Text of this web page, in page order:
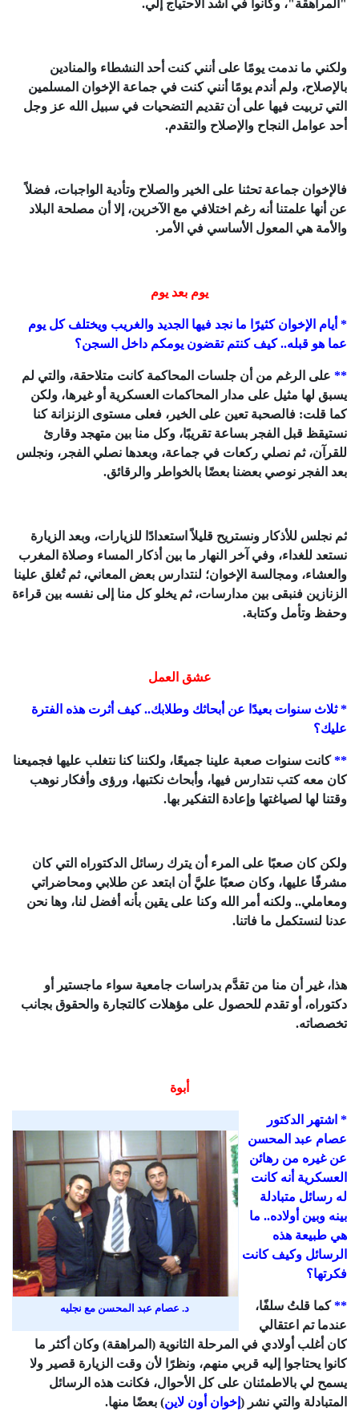
"المراهقة"، وكانوا في أشد الاحتياج إلي.
ولكني ما ندمت يومًا على أنني كنت أحد النشطاء والمنادين
بالإصلاح، ولم أندم يومًا أنني كنت في جماعة الإخوان المسلمين
التي تربيت فيها على أن تقديم التضحيات في سبيل الله عز وجل
أحد عوامل النجاح والإصلاح والتقدم.
فالإخوان جماعة تحثنا على الخير والصلاح وتأدية الواجبات، فضلاً
عن أنها علمتنا أنه رغم اختلافي مع الآخرين، إلا أن مصلحة البلاد
والأمة هي المعول الأساسي في الأمر.
يوم بعد يوم
* أيام الإخوان كثيرًا ما نجد فيها الجديد والغريب ويختلف كل يوم
عما هو قبله.. كيف كنتم تقضون يومكم داخل السجن؟
** على الرغم من أن جلسات المحاكمة كانت متلاحقة، والتي لم
يسبق لها مثيل على مدار المحاكمات العسكرية أو غيرها، ولكن
كما قلت: فالصحبة تعين على الخير، فعلى مستوى الزنزانة كنا
نستيقظ قبل الفجر بساعة تقريبًا، وكل منا بين متهجد وقارئ
للقرآن، ثم نصلي ركعات في جماعة، وبعدها نصلي الفجر، ونجلس
بعد الفجر نوصي بعضنا بعضًا بالخواطر والرقائق.
ثم نجلس للأذكار ونستريح قليلاً استعدادًا للزيارات، وبعد الزيارة
نستعد للغداء، وفي آخر النهار ما بين أذكار المساء وصلاة المغرب
والعشاء، ومجالسة الإخوان؛ لنتدارس بعض المعاني، ثم تُغلق علينا
الزنازين فنبقى بين مدارسات، ثم يخلو كل منا إلى نفسه بين قراءة
وحفظ وتأمل وكتابة.
عشق العمل
* ثلاث سنوات بعيدًا عن أبحاثك وطلابك.. كيف أثرت هذه الفترة
عليك؟
**كانت سنوات صعبة علينا جميعًا، ولكننا كنا نتغلب عليها فجميعنا
كان معه كتب نتدارس فيها، وأبحاث نكتبها، ورؤى وأفكار نوهب
وقتنا لها لصياغتها وإعادة التفكير بها.
ولكن كان صعبًا على المرء أن يترك رسائل الدكتوراه التي كان
مشرفًا عليها، وكان صعبًا عليَّ أن ابتعد عن طلابي ومحاضراتي
ومعاملي.. ولكنه أمر الله وكنا على يقين بأنه أفضل لنا، وها نحن
عدنا لنستكمل ما فاتنا.
هذا، غير أن منا من تقدَّم بدراسات جامعية سواء ماجستير أو
دكتوراه، أو تقدم للحصول على مؤهلات كالتجارة والحقوق بجانب
تخصصاته.
أبوة
د. عصام عبد المحسن مع نجليه
* اشتهر الدكتور
عصام عبد المحسن
عن غيره من رهائن
العسكرية أنه كانت
له رسائل متبادلة
بينه وبين أولاده.. ما
هي طبيعة هذه
الرسائل وكيف كانت
فكرتها؟
**كما قلتُ سلفًا،
عندما تم اعتقالي
كان أغلب أولادي في المرحلة الثانوية (المراهقة) وكان أكثر ما
كانوا يحتاجوا إليه قربي منهم، ونظرًا لأن وقت الزيارة قصير ولا
يسمح لي بالاطمئنان على كل الأحوال، فكانت هذه الرسائل
المتبادلة والتي نشر ( إخوان أون لاين) بعضًا منها.